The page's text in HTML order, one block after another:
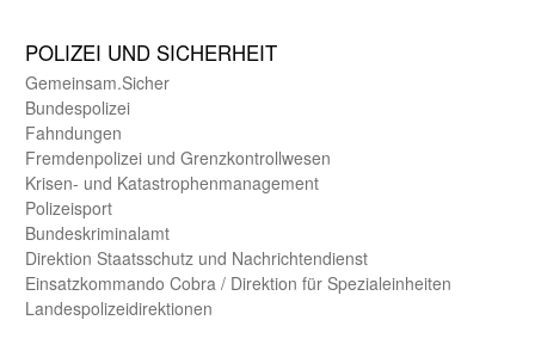
POLIZEI UND SICHER­HEIT
Gemein­sam.Sicher
Bundes­polizei
Fahndungen
Fremdenpolizei und Grenzkontrollwesen
Krisen- und Katastrophen­management
Polizeisport
Bundes­kriminal­amt
Direktion Staats­schutz und Nach­richten­dienst
Einsatz­kommando Cobra / Direktion für Spezialeinheiten
Landes­polizei­direk­tionen